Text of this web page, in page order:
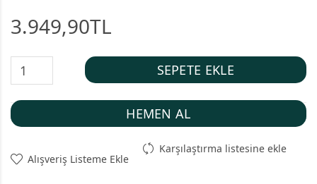
3.949,90TL
SEPETE EKLE
HEMEN AL
Alışveriş Listeme Ekle
Karşılaştırma listesine ekle